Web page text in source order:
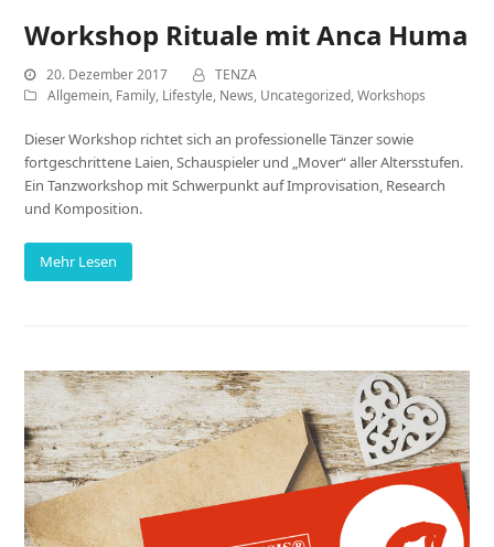
Workshop Rituale mit Anca Huma
20. Dezember 2017
TENZA
Allgemein, Family, Lifestyle, News, Uncategorized,Workshops
Dieser Workshop richtet sich an professionelle Tänzer sowie
fortgeschrittene Laien, Schauspieler und „Mover“ aller Altersstufen.
Ein Tanzworkshop mit Schwerpunkt auf Improvisation, Research
und Komposition.
Mehr Lesen